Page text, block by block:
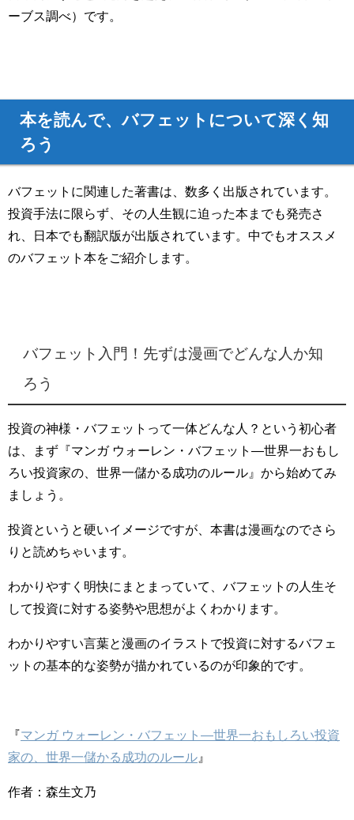
ーブス調べ）です。
本を読んで、バフェットについて深く知
ろう
バフェットに関連した著書は、数多く出版されています。
投資手法に限らず、その人生観に迫った本までも発売さ
れ、日本でも翻訳版が出版されています。中でもオススメ
のバフェット本をご紹介します。
バフェット入門！先ずは漫画でどんな人か知
ろう
投資の神様・バフェットって一体どんな人？という初心者
は、まず『マンガ ウォーレン・バフェット―世界一おもし
ろい投資家の、世界一儲かる成功のルール』から始めてみ
ましょう。
投資というと硬いイメージですが、本書は漫画なのでさら
りと読めちゃいます。
わかりやすく明快にまとまっていて、バフェットの人生そ
して投資に対する姿勢や思想がよくわかります。
わかりやすい言葉と漫画のイラストで投資に対するバフェ
ットの基本的な姿勢が描かれているのが印象的です。
『マンガ ウォーレン・バフェット―世界一おもしろい投資
家の、世界一儲かる成功のルール 』
作者：森生文乃